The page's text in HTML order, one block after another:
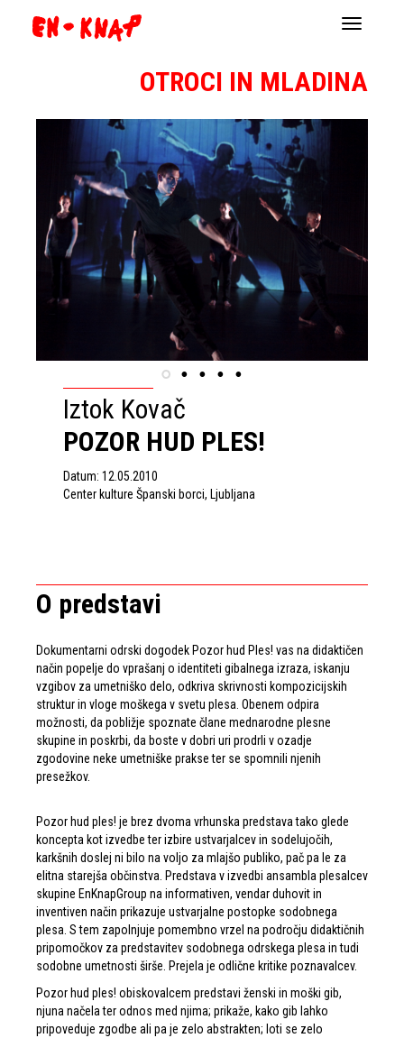
OTROCI IN MLADINA
Iztok Kovač
POZOR HUD PLES!
Datum: 12.05.2010
Center kulture Španski borci, Ljubljana
O predstavi
Dokumentarni odrski dogodek Pozor hud Ples! vas na didaktičen
način popelje do vprašanj o identiteti gibalnega izraza, iskanju
vzgibov za umetniško delo, odkriva skrivnosti kompozicijskih
struktur in vloge moškega v svetu plesa. Obenem odpira
možnosti, da pobližje spoznate člane mednarodne plesne
skupine in poskrbi, da boste v dobri uri prodrli v ozadje
zgodovine neke umetniške prakse ter se spomnili njenih
presežkov.
Pozor hud ples! je brez dvoma vrhunska predstava tako glede
koncepta kot izvedbe ter izbire ustvarjalcev in sodelujočih,
karkšnih doslej ni bilo na voljo za mlajšo publiko, pač pa le za
elitna starejša občinstva. Predstava v izvedbi ansambla plesalcev
skupine EnKnapGroup na informativen, vendar duhovit in
inventiven način prikazuje ustvarjalne postopke sodobnega
plesa. S tem zapolnjuje pomembno vrzel na področju didaktičnih
pripomočkov za predstavitev sodobnega odrskega plesa in tudi
sodobne umetnosti širše. Prejela je odlične kritike poznavalcev.
Pozor hud ples! obiskovalcem predstavi ženski in moški gib,
njuna načela ter odnos med njima; prikaže, kako gib lahko
pripoveduje zgodbe ali pa je zelo abstrakten; loti se zelo